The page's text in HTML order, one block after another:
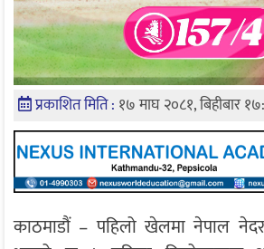
प्रकाशित मिति : १७ माघ २०८१, बिहीबार
काठमाडौं – पहिलो खेलमा नेपाल